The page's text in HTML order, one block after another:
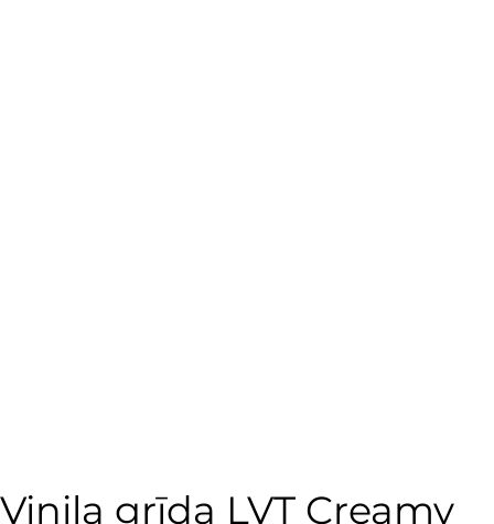
Vinila grīda LVT Creamy